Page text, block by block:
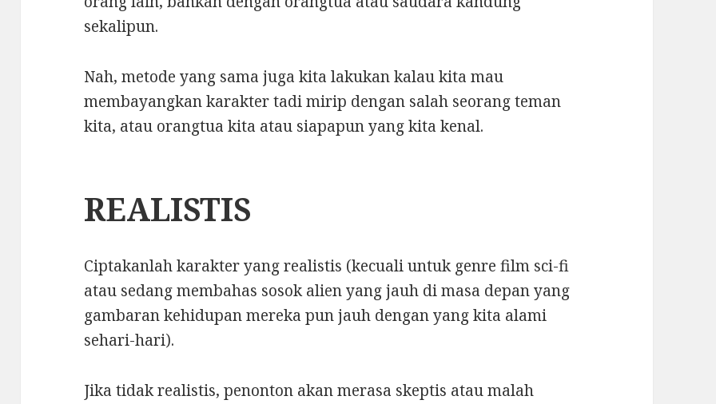
sekalipun.
Nah, metode yang sama juga kita lakukan kalau kita mau
membayangkan karakter tadi mirip dengan salah seorang teman
kita, atau orangtua kita atau siapapun yang kita kenal.
REALISTIS
Ciptakanlah karakter yang realistis (kecuali untuk genre film sci-fi
atau sedang membahas sosok alien yang jauh di masa depan yang
gambaran kehidupan mereka pun jauh dengan yang kita alami
sehari-hari).
Jika tidak realistis, penonton akan merasa skeptis atau malah